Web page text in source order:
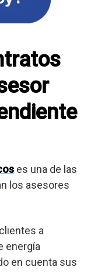
es una de las
los asesores
a
energía
en cuenta sus